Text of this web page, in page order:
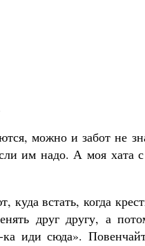
можно и забот не
им надо. А моя хата
встать, когда
друг другу, а
иди сюда».